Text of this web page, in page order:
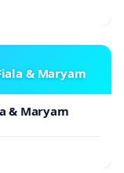
cela à une
& Maryam
& Maryam